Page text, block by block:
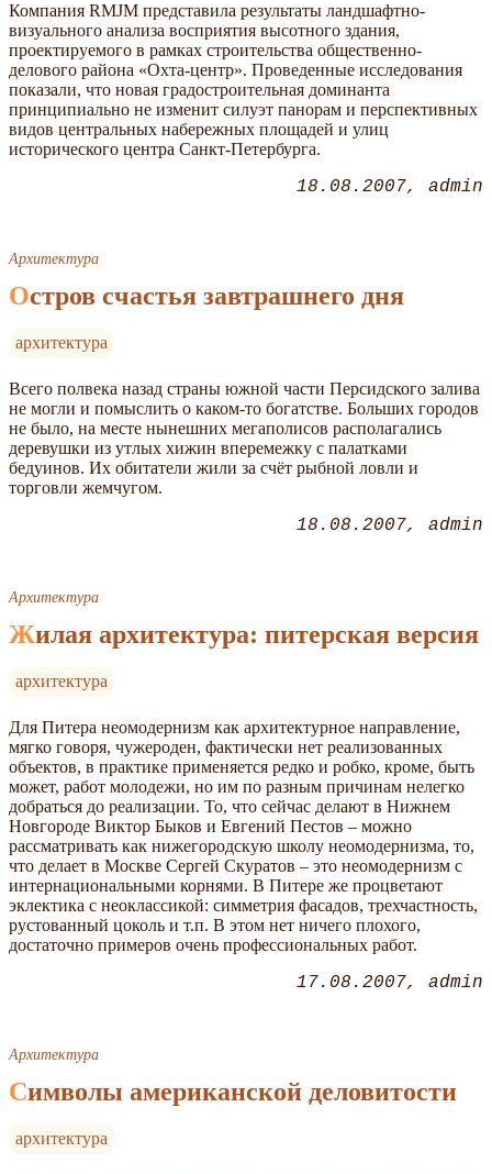
Компания RMJM представила результаты ландшафтно-
визуального анализа восприятия высотного здания,
проектируемого в рамках строительства общественно-
делового района «Охта-центр». Проведенные исследования
показали, что новая градостроительная доминанта
принципиально не изменит силуэт панорам и перспективных
видов центральных набережных площадей и улиц
исторического центра Санкт-Петербурга.
18.08.2007 admin
Архитектура
Остров счастья завтрашнего дня
архитектура
Всего полвека назад страны южной части Персидского залива
не могли и помыслить о каком-то богатстве. Больших городов
не было, на месте нынешних мегаполисов располагались
деревушки из утлых хижин вперемежку с палатками
бедуинов. Их обитатели жили за счёт рыбной ловли и
торговли жемчугом.
18.08.2007 admin
Архитектура
Жилая архитектура: питерская версия
архитектура
Для Питера неомодернизм как архитектурное направление,
мягко говоря, чужероден, фактически нет реализованных
объектов, в практике применяется редко и робко, кроме, быть
может, работ молодежи, но им по разным причинам нелегко
добраться до реализации. То, что сейчас делают в Нижнем
Новгороде Виктор Быков и Евгений Пестов – можно
рассматривать как нижегородскую школу неомодернизма, то,
что делает в Москве Сергей Скуратов – это неомодернизм с
интернациональными корнями. В Питере же процветают
эклектика с неоклассикой: симметрия фасадов, трехчастность,
рустованный цоколь и т.п. В этом нет ничего плохого,
достаточно примеров очень профессиональных работ.
17.08.2007 admin
Архитектура
Символы американской деловитости
архитектура